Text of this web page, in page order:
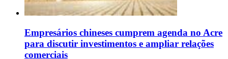
Empresários chineses cumprem agenda no Acre
para discutir investimentos e ampliar relações
comerciais